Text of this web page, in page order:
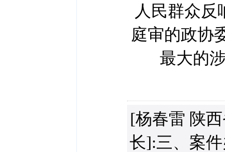
人民群众
庭审的政协
最大的
[杨春雷 陕
长]:三、案